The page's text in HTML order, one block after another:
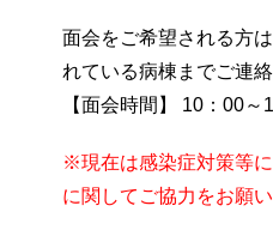
面会をご希望される方
れている病棟までご連絡
【面会時間】 10：00～
※現在は感染症対策等
に関してご協力をお願